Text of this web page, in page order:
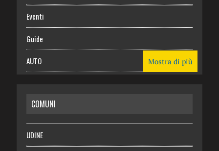
Eventi
Guide
AUTO
RISPARMIO
SALUTE
Mostra di più
COMUNI
UDINE